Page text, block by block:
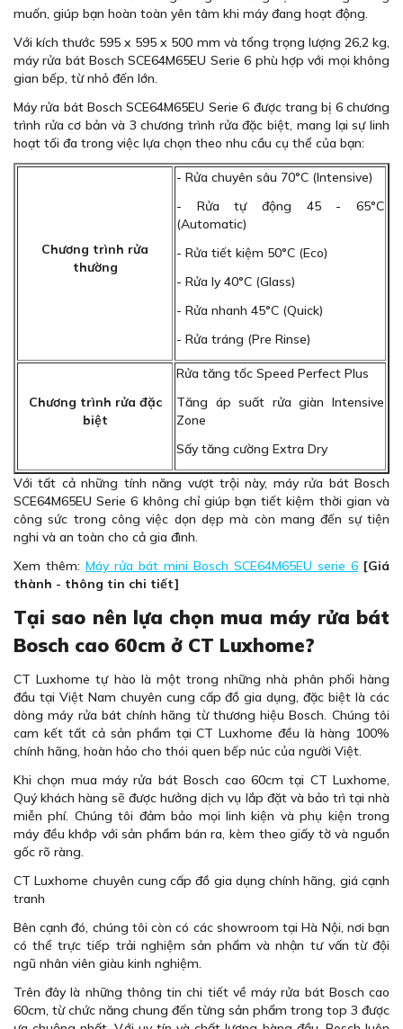
muốn, giúp bạn hoàn toàn yên tâm khi máy đang hoạt động.
Với kích thước 595 x 595 x 500 mm và tổng trọng lượng 26,2 kg,
máy rửa bát Bosch SCE64M65EU Serie 6 phù hợp với mọi không
gian bếp, từ nhỏ đến lớn.
Máy rửa bát Bosch SCE64M65EU Serie 6 được trang bị 6 chương
trình rửa cơ bản và 3 chương trình rửa đặc biệt, mang lại sự linh
hoạt tối đa trong việc lựa chọn theo nhu cầu cụ thể của bạn:
Chương trình rửa
thường
- Rửa chuyên sâu 70°C (Intensive)
- Rửa tự động 45 - 65°C
(Automatic)
- Rửa tiết kiệm 50°C (Eco)
- Rửa ly 40°C (Glass)
- Rửa nhanh 45°C (Quick)
- Rửa tráng (Pre Rinse)
Chương trình rửa đặc
biệt
Rửa tăng tốc Speed Perfect Plus
Tăng áp suất rửa giàn Intensive
Zone
Sấy tăng cường Extra Dry
Với tất cả những tính năng vượt trội này, máy rửa bát Bosch
SCE64M65EU Serie 6 không chỉ giúp bạn tiết kiệm thời gian và
công sức trong công việc dọn dẹp mà còn mang đến sự tiện
nghi và an toàn cho cả gia đình.
Xem thêm: Máy rửa bát mini Bosch SCE64M65EU serie 6 [Giá
thành - thông tin chi tiết]
Tại sao nên lựa chọn mua máy rửa bát
Bosch cao 60cm ở CT Luxhome?
CT Luxhome tự hào là một trong những nhà phân phối hàng
đầu tại Việt Nam chuyên cung cấp đồ gia dụng, đặc biệt là các
dòng máy rửa bát chính hãng từ thương hiệu Bosch. Chúng tôi
cam kết tất cả sản phẩm tại CT Luxhome đều là hàng 100%
chính hãng, hoàn hảo cho thói quen bếp núc của người Việt.
Khi chọn mua máy rửa bát Bosch cao 60cm tại CT Luxhome,
Quý khách hàng sẽ được hưởng dịch vụ lắp đặt và bảo trì tại nhà
miễn phí. Chúng tôi đảm bảo mọi linh kiện và phụ kiện trong
máy đều khớp với sản phẩm bán ra, kèm theo giấy tờ và nguồn
gốc rõ ràng.
CT Luxhome chuyên cung cấp đồ gia dụng chính hãng, giá cạnh
tranh
Bên cạnh đó, chúng tôi còn có các showroom tại Hà Nội, nơi bạn
có thể trực tiếp trải nghiệm sản phẩm và nhận tư vấn từ đội
ngũ nhân viên giàu kinh nghiệm.
Trên đây là những thông tin chi tiết về máy rửa bát Bosch cao
60cm, từ chức năng chung đến từng sản phẩm trong top 3 được